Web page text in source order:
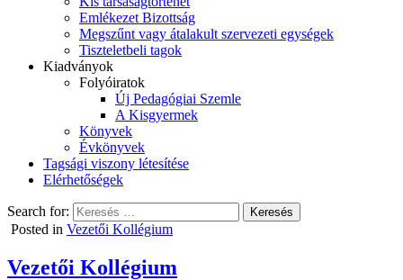
Emlékezet Bizottság
Megszűnt vagy átalakult szervezeti egységek
Tiszteletbeli tagok
Kiadványok
Folyóiratok
Új Pedagógiai Szemle
A Kisgyermek
Könyvek
Évkönyvek
Tagsági viszony létesítése
Elérhetőségek
Search for:
Posted in Vezetői Kollégium
Vezetői Kollégium